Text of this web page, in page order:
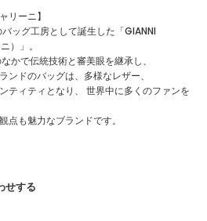
リーニ】
ッグ工房として誕生した「GIANNI
）」。
かで伝統技術と審美眼を継承し、
ドのバッグは、多様なレザー、
ティティとなり、 世界中に多くのファンを
点も魅力なブランドです。
せする